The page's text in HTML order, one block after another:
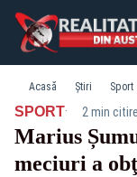
Acasă Știri Sport
SPORT· 2 min citire
Marius
meciuri a